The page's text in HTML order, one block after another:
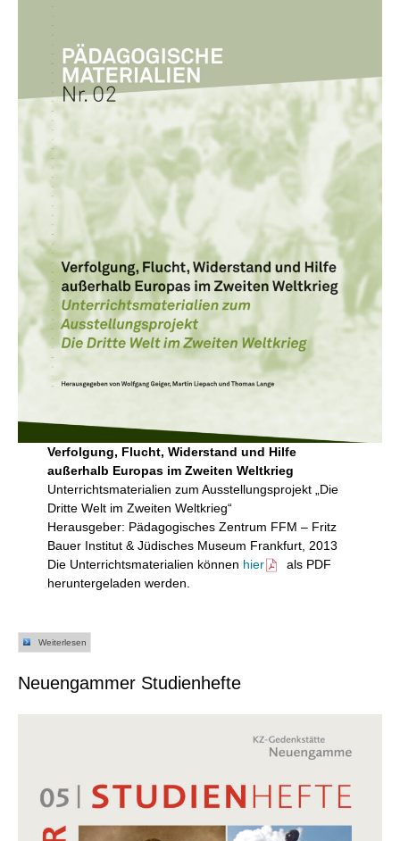
Verfolgung, Flucht, Widerstand und Hilfe
außerhalb Europas im Zweiten Weltkrieg
Unterrichtsmaterialien zum Ausstellungsprojekt „Die
Dritte Welt im Zweiten Weltkrieg“
Herausgeber: Pädagogisches Zentrum FFM – Fritz
Bauer Institut & Jüdisches Museum Frankfurt, 2013
Die Unterrichtsmaterialien können hier
als PDF
heruntergeladen werden.
Weiterlesen
Neuengammer Studienhefte